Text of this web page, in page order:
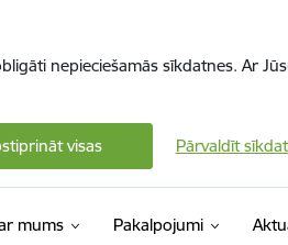
nepieciešamās sīkdatnes. Ar
visas Pārvaldīt
mums Pakalpojumi